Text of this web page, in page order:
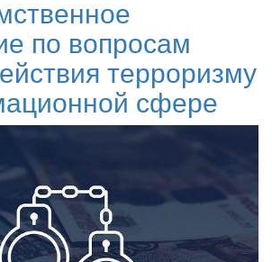
по вопросам
терроризму
сфере